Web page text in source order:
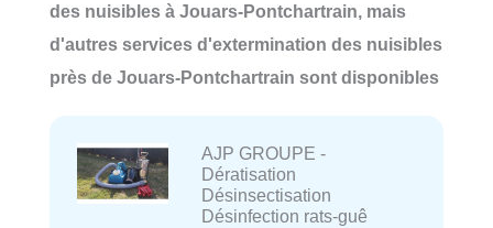
des nuisibles à Jouars-Pontchartrain, mais
d'autres services d'extermination des nuisibles
près de Jouars-Pontchartrain sont disponibles
AJP GROUPE -
Dératisation
Désinsectisation
Désinfection rats-guê